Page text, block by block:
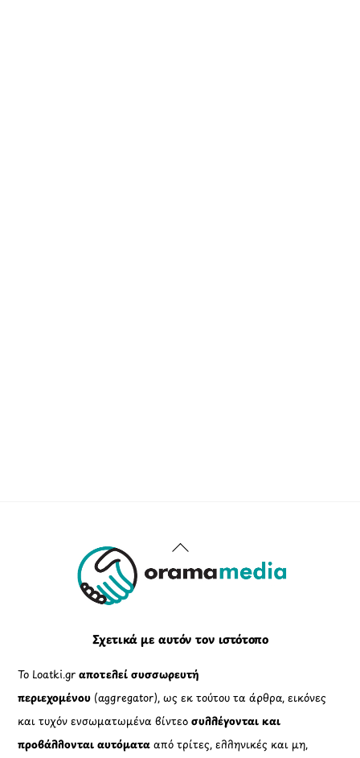
Back
To
Σχετικά με αυτόν τον ιστότοπο
Το Loatki.grαποτελεί συσσωρευτή
περιεχομένου (aggregator), ως εκ τούτου τα άρθρα, εικόνες
και τυχόν ενσωματωμένα βίντεοσυλλέγονται και
προβάλλονται αυτόματααπό τρίτες, ελληνικές και μη,